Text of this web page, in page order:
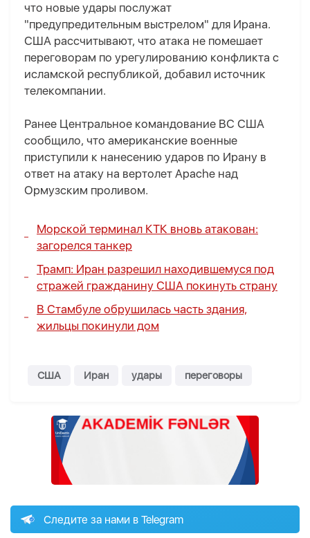
что новые удары послужат
"предупредительным выстрелом" для Ирана.
США рассчитывают, что атака не помешает
переговорам по урегулированию конфликта с
исламской республикой, добавил источник
телекомпании.
Ранее Центральное командование ВС США
сообщило, что американские военные
приступили к нанесению ударов по Ирану в
ответ на атаку на вертолет Apache над
Ормузским проливом.
Морской терминал КТК вновь атакован:
загорелся танкер
Трамп: Иран разрешил находившемуся под
стражей гражданину США покинуть страну
В Стамбуле обрушилась часть здания,
жильцы покинули дом
США Иран удары переговоры
Следите за нами в Telegram